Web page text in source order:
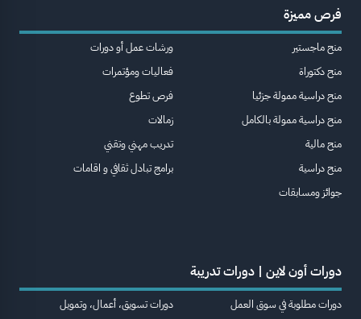
فرص مميزة
منح ماجستير
منح دكتوراة
منح دراسية ممولة جزئيا
منح دراسية ممولة بالكامل
منح مالية
منح دراسية
جوائز ومسابقات
ورشات عمل أو دورات
فعاليات ومؤتمرات
فرص تطوع
زمالات
تدريب مهني وتقني
برامج تبادل ثقافي و اقامات
دورات أون لاين | دورات تدريبة
دورات مطلوبة في سوق العمل
دورات تسويق، أعمال، وتمويل